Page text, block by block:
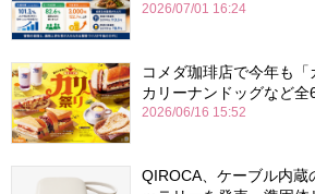
2026/07/01 16:24
コメダ珈琲店で今年も
カリーナンドッグなど
2026/06/16 15:52
QIROCA、ケーブル内